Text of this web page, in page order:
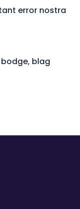
error nostra
blag